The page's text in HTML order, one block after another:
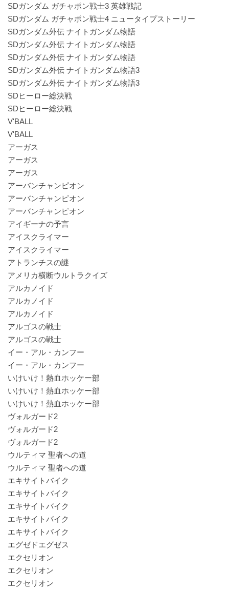
SDガンダム ガチャポン戦士3 英雄戦記
SDガンダム ガチャポン戦士4 ニュータイプストーリー
SDガンダム外伝 ナイトガンダム物語
SDガンダム外伝 ナイトガンダム物語
SDガンダム外伝 ナイトガンダム物語
SDガンダム外伝 ナイトガンダム物語3
SDガンダム外伝 ナイトガンダム物語3
SDヒーロー総決戦
SDヒーロー総決戦
V'BALL
V'BALL
アーガス
アーガス
アーガス
アーバンチャンピオン
アーバンチャンピオン
アーバンチャンピオン
アイギーナの予言
アイスクライマー
アイスクライマー
アトランチスの謎
アメリカ横断ウルトラクイズ
アルカノイド
アルカノイド
アルカノイド
アルゴスの戦士
アルゴスの戦士
イー・アル・カンフー
イー・アル・カンフー
いけいけ！熱血ホッケー部
いけいけ！熱血ホッケー部
いけいけ！熱血ホッケー部
ヴォルガード2
ヴォルガード2
ヴォルガード2
ウルティマ 聖者への道
ウルティマ 聖者への道
エキサイトバイク
エキサイトバイク
エキサイトバイク
エキサイトバイク
エキサイトバイク
エグゼドエグゼス
エクセリオン
エクセリオン
エクセリオン